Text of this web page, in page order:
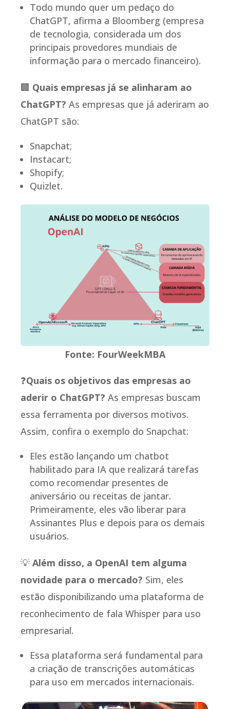
Todo mundo quer um pedaço do
ChatGPT, afirma a Bloomberg (empresa
de tecnologia, considerada um dos
principais provedores mundiais de
informação para o mercado financeiro).
🏢 Quais empresas já se alinharam ao
ChatGPT? As empresas que já aderiram ao
ChatGPT são:
Snapchat;
Instacart;
Shopify;
Quizlet.
Fonte: FourWeekMBA
❓Quais os objetivos das empresas ao
aderir o ChatGPT? As empresas buscam
essa ferramenta por diversos motivos.
Assim, confira o exemplo do Snapchat:
Eles estão lançando um chatbot
habilitado para IA que realizará tarefas
como recomendar presentes de
aniversário ou receitas de jantar.
Primeiramente, eles vão liberar para
Assinantes Plus e depois para os demais
usuários.
💡 Além disso, a OpenAI tem alguma
novidade para o mercado? Sim, eles
estão disponibilizando uma plataforma de
reconhecimento de fala Whisper para uso
empresarial.
Essa plataforma será fundamental para
a criação de transcrições automáticas
para uso em mercados internacionais.